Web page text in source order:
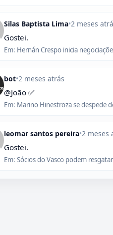
Silas Baptista Lima•2 meses
Gostei.
Em: Hernán Crespo inicia
bot•2 meses atrás
@João ✅
Em: Marino Hinestroza se despede
leomar santos pereira•2 meses
Gostei.
Em: Sócios do Vasco podem